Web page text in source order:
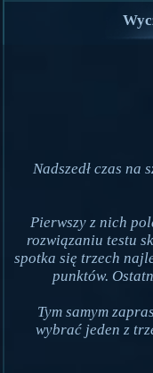
Nadszedł czas na
Pierwszy z nich
rozwiązaniu testu
spotka się trzech
punktów.
Tym samym
wybrać jeden z